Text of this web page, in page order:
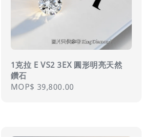
1克拉 E VS2 3EX 圓形明亮天然
鑽石
Regular
MOP$ 39,800.00